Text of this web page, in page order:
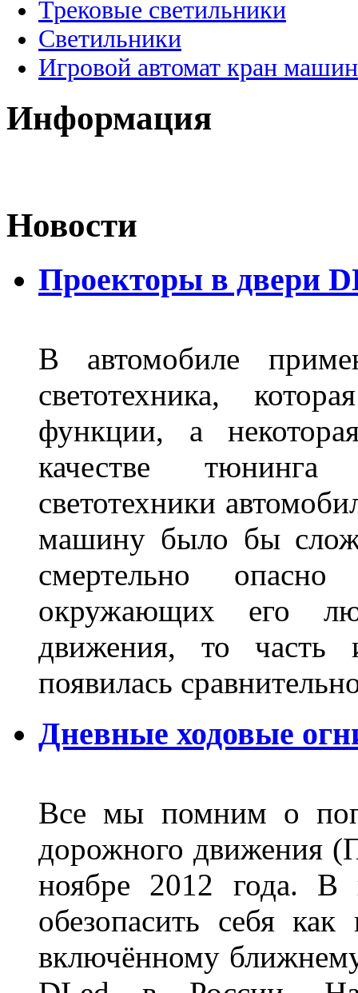
Трековые светильники
Светильники
Игровой автомат кран
Информация
Новости
Проекторы в двери
В автомобиле
светотехника,
функции, а
качестве
светотехники
машину было бы
смертельно
окружающих его
движения, то часть
появилась
Дневные ходовые
Все мы помним о
дорожного движения
ноябре 2012 года.
обезопасить себя
включённому